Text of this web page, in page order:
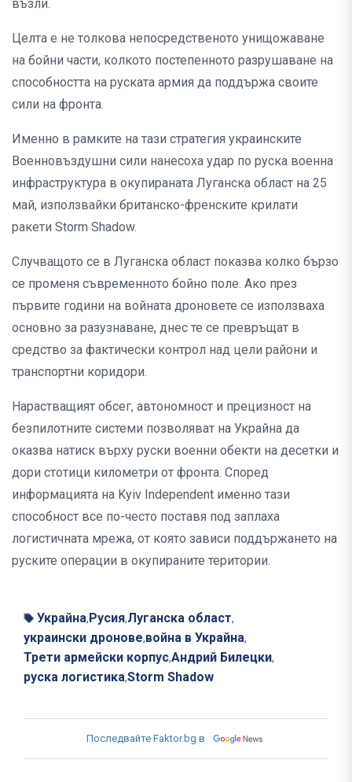
възли.
Целта е не толкова непосредственото унищожаване
на бойни части, колкото постепенното разрушаване на
способността на руската армия да поддържа своите
сили на фронта.
Именно в рамките на тази стратегия украинските
Военновъздушни сили нанесоха удар по руска военна
инфраструктура в окупираната Луганска област на 25
май, използвайки британско-френските крилати
ракети Storm Shadow.
Случващото се в Луганска област показва колко бързо
се променя съвременното бойно поле. Ако през
първите години на войната дроновете се използваха
основно за разузнаване, днес те се превръщат в
средство за фактически контрол над цели райони и
транспортни коридори.
Нарастващият обсег, автономност и прецизност на
безпилотните системи позволяват на Украйна да
оказва натиск върху руски военни обекти на десетки и
дори стотици километри от фронта. Според
информацията на Kyiv Independent именно тази
способност все по-често поставя под заплаха
логистичната мрежа, от която зависи поддържането на
руските операции в окупираните територии.
Украйна, Русия,Луганска област,
украински дронове,война в Украйна,
Трети армейски корпус,Андрий Билецки,
руска логистика,Storm Shadow
Последвайте Faktor.bg в